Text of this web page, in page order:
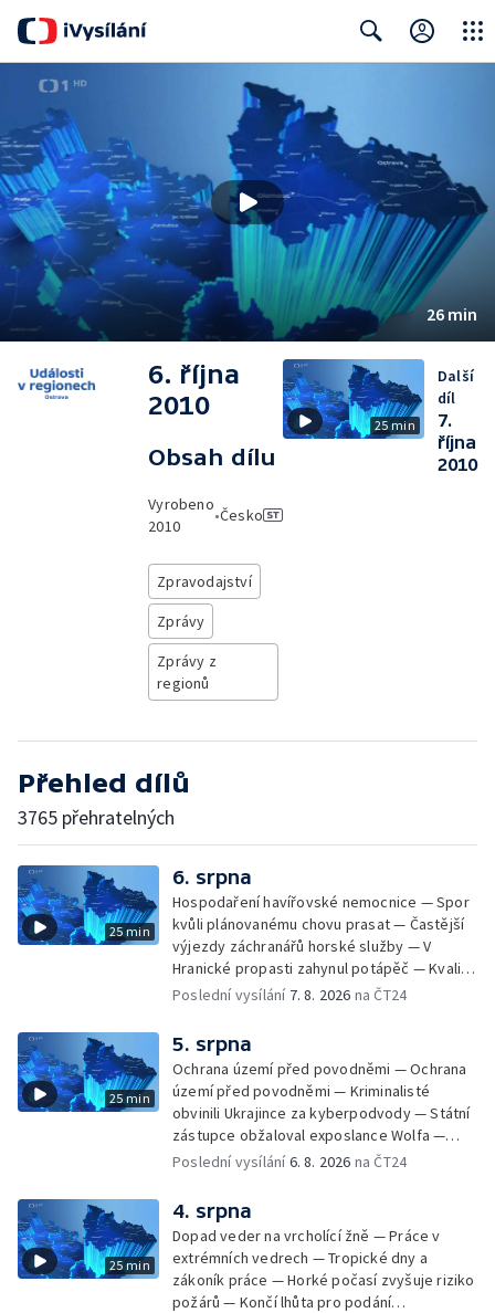
26 min
6. října
2010
Obsah dílu
Vyrobeno
2010
•Česko
Zpravodajství
Zprávy
Zprávy z
regionů
25 min
Další
díl
7.
října
2010
Přehled dílů
3765 přehratelných
25 min
6. srpna
Hospodaření havířovské nemocnice — Spor
kvůli plánovanému chovu prasat — Častější
výjezdy záchranářů horské služby — V
Hranické propasti zahynul potápěč — Kvalita
vody ke koupání — Zavlažování zeleniny v
Kempování v horkém počasí — Výběr ze
sociálních sítí Události Ostrava — Zkoumání
horka na zastávkách MHD — Promítání filmu
Odyssea z 35 mm pásu
Poslední vysílání 7. 8. 2026 na ČT24
25 min
5. srpna
Ochrana území před povodněmi — Ochrana
území před povodněmi — Kriminalisté
obvinili Ukrajince za kyberpodvody — Státní
zástupce obžaloval exposlance Wolfa —
Péče o hospodářská zvířata ve vedrech —
depozitu Vlastivědného muzea Olomouc —
Zakládání nových dětských skupin — Výběr
ze sociálních sítí Události Ostrava — Tresty
pro fotbalisty za korupci — Po stopách
Gebharda Blüchera
Poslední vysílání6. 8. 2026 na ČT24
25 min
4. srpna
Dopad veder na vrcholící žně — Práce v
extrémních vedrech — Tropické dny a
zákoník práce — Horké počasí zvyšuje riziko
požárů — Končí lhůta pro podání